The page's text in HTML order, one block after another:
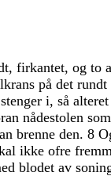
, firkantet, og to
på det rundt
stenger i, så alteret
nådestolen som
brenne den. 8
ikke ofre
blodet av